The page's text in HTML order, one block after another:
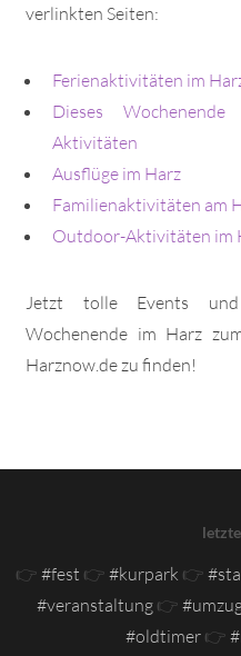
verlinkten Seiten:
Ferienaktivitäten im
Dieses
Aktivitäten
Ausflüge im Harz
Familienaktivitäten am
Outdoor-Aktivitäten im
Jetzt tolle Events
Wochenende im Harz
Harznow.de zu finden!
👉 #fest 👉 #kurpark 👉
#veranstaltung👉
#oldtimer👉